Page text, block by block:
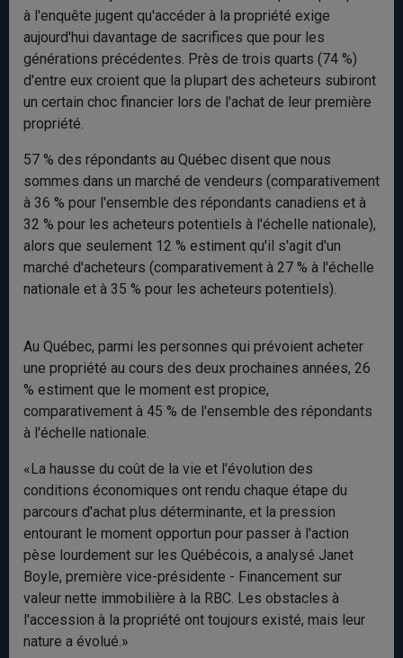
à l'enquête jugent qu'accéder à la propriété exige
aujourd'hui davantage de sacrifices que pour les
générations précédentes. Près de trois quarts (74 %)
d'entre eux croient que la plupart des acheteurs subiront
un certain choc financier lors de l'achat de leur première
propriété.
57 % des répondants au Québec disent que nous
sommes dans un marché de vendeurs (comparativement
à 36 % pour l'ensemble des répondants canadiens et à
32 % pour les acheteurs potentiels à l'échelle nationale),
alors que seulement 12 % estiment qu'il s'agit d'un
marché d'acheteurs (comparativement à 27 % à l'échelle
nationale et à 35 % pour les acheteurs potentiels).
Au Québec, parmi les personnes qui prévoient acheter
une propriété au cours des deux prochaines années, 26
% estiment que le moment est propice,
comparativement à 45 % de l'ensemble des répondants
à l'échelle nationale.
«La hausse du coût de la vie et l'évolution des
conditions économiques ont rendu chaque étape du
parcours d'achat plus déterminante, et la pression
entourant le moment opportun pour passer à l'action
pèse lourdement sur les Québécois, a analysé Janet
Boyle, première vice-présidente - Financement sur
valeur nette immobilière à la RBC. Les obstacles à
l'accession à la propriété ont toujours existé, mais leur
nature a évolué.»